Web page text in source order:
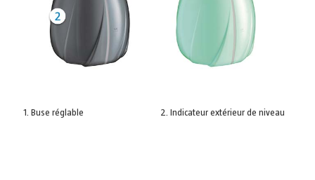
Buse réglable Indicateur extérieur de niveau